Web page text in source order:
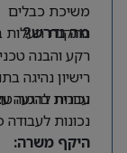
משיכת כבלים
התקנת תעלות
מה נדרש?
רקע והבנה
רישיון נהיגה
עברית ברמה
נכונות להגעה
נכונות לעבודה
היקף משרה: